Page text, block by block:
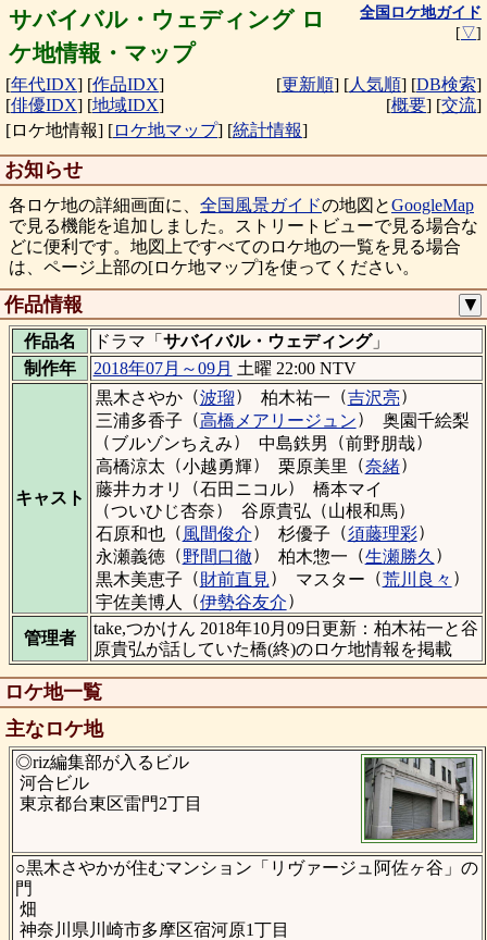
サバイバル・ウェディング ロ
ケ地情報・マップ
全国ロケ地ガイド
[▽]
[年代IDX] [作品IDX]
[俳優IDX] [地域IDX]
[更新順] [人気順] [DB検索]
[概要] [交流]
[ロケ地情報] [ロケ地マップ] [統計情報]
お知らせ
各ロケ地の詳細画面に、 全国風景ガイドの地図とGoogleMap
で見る機能を追加しました。ストリートビューで見る場合な
どに便利です。地図上ですべてのロケ地の一覧を見る場合
は、ページ上部の[ロケ地マップ]を使ってください。
作品情報 ▼
作品名 ドラマ「 サバイバル・ウェディング」
制作年
2018年07月～09月 土曜 22:00 NTV
キャスト
黒木さやか（波瑠） 柏木祐一 （吉沢亮）
三浦多香子 （高橋メアリージュン）
奥園千絵梨
（ブルゾンちえみ） 中島鉄男 （前野朋哉）
高橋涼太 （小越勇輝） 栗原美里 （奈緒）
藤井カオリ
（石田ニコル）
橋本マイ
（ついひじ杏奈） 谷原貴弘 （山根和馬）
石原和也 （ 風間俊介） 杉優子 （須藤理彩）
永瀬義徳（野間口徹） 柏木惣一 （生瀬勝久 ）
黒木美恵子 （財前直見） マスター （荒川良々 ）
宇佐美博人
（伊勢谷友介）
管理者
take,つかけん 2018年10月09日更新：柏木祐一と谷
原貴弘が話していた橋(終)のロケ地情報を掲載
ロケ地一覧
主なロケ地
◎riz編集部が入るビル
河合ビル
東京都台東区雷門2丁目
○黒木さやかが住むマンション「リヴァージュ阿佐ヶ谷」の
門
畑
神奈川県川崎市多摩区宿河原1丁目